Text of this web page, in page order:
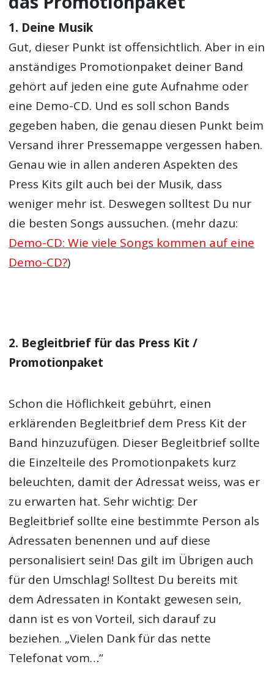
1. Deine Musik
Gut, dieser Punkt ist offensichtlich. Aber in ein
anständiges Promotionpaket deiner Band
gehört auf jeden eine gute Aufnahme oder
eine Demo-CD. Und es soll schon Bands
gegeben haben, die genau diesen Punkt beim
Versand ihrer Pressemappe vergessen haben.
Genau wie in allen anderen Aspekten des
Press Kits gilt auch bei der Musik, dass
weniger mehr ist. Deswegen solltest Du nur
die besten Songs aussuchen. (mehr dazu:
Demo-CD: Wie viele Songs kommen auf eine
Demo-CD?)
2. Begleitbrief für das Press Kit /
Promotionpaket
Schon die Höflichkeit gebührt, einen
erklärenden Begleitbrief dem Press Kit der
Band hinzuzufügen. Dieser Begleitbrief sollte
die Einzelteile des Promotionpakets kurz
beleuchten, damit der Adressat weiss, was er
zu erwarten hat. Sehr wichtig: Der
Begleitbrief sollte eine bestimmte Person als
Adressaten benennen und auf diese
personalisiert sein! Das gilt im Übrigen auch
für den Umschlag! Solltest Du bereits mit
dem Adressaten in Kontakt gewesen sein,
dann ist es von Vorteil, sich darauf zu
beziehen. „Vielen Dank für das nette
Telefonat vom…“